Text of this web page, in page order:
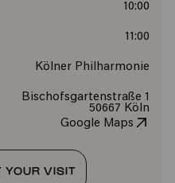
10:00
11:00
Kölner Philharmonie
Bischofsgartenstraße 1
50667 Köln
Google Maps
YOUR VISIT